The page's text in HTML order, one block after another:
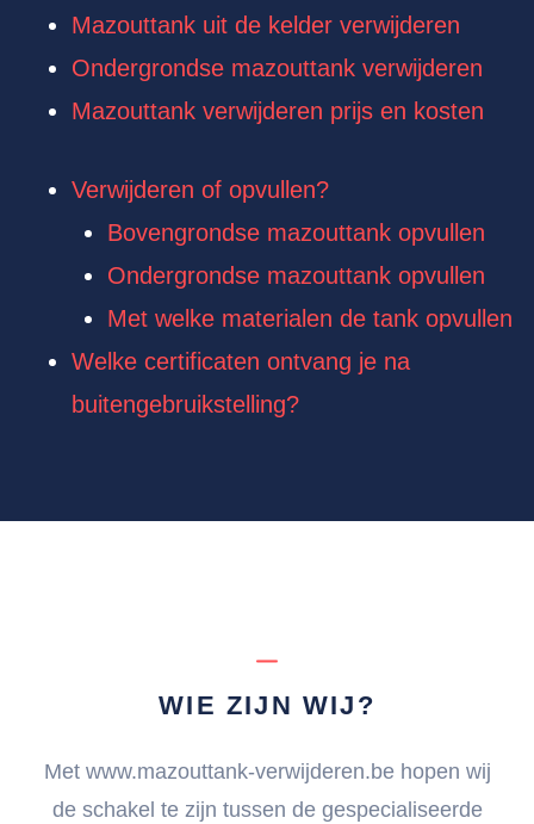
Mazouttank uit de kelder verwijderen
Ondergrondse mazouttank verwijderen
Mazouttank verwijderen prijs en kosten
Verwijderen of opvullen?
Bovengrondse mazouttank opvullen
Ondergrondse mazouttank opvullen
Met welke materialen de tank opvullen
Welke certificaten ontvang je na
buitengebruikstelling?
WIE ZIJN WIJ?
Met www.mazouttank-verwijderen.be hopen wij
de schakel te zijn tussen de gespecialiseerde